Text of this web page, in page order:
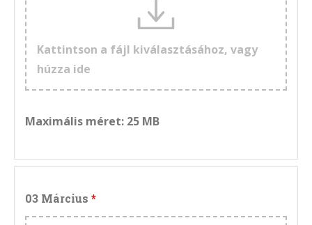
Kattintson a fájl kiválasztásához, vagy
húzza ide
Maximális méret: 25 MB
03 Március